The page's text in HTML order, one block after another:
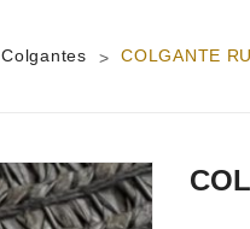
Colgantes > COLGANTE